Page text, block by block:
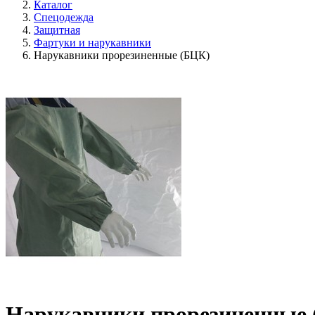
Каталог
Спецодежда
Защитная
Фартуки и нарукавники
Нарукавники прорезиненные (БЦК)